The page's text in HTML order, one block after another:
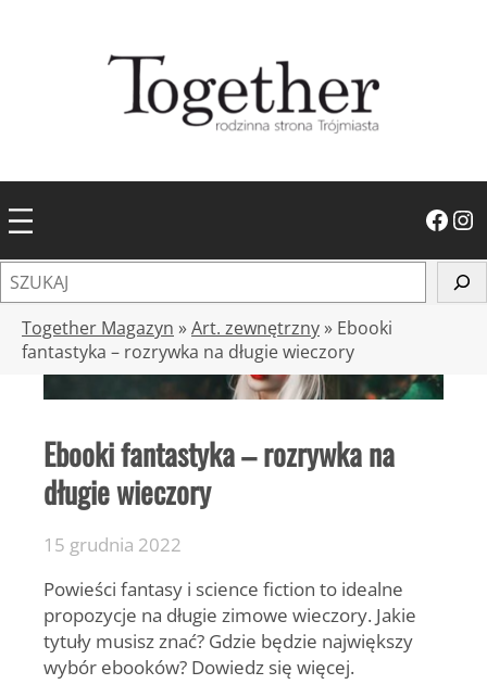
Facebook Instagram
z
Together Magazyn »Art. zewnętrzny» Ebooki
fantastyka – rozrywka na długie wieczory
Ebooki fantastyka – rozrywka na
długie wieczory
15 grudnia 2022
Powieści fantasy i science fiction to idealne
propozycje na długie zimowe wieczory. Jakie
tytuły musisz znać? Gdzie będzie największy
wybór ebooków? Dowiedz się więcej.